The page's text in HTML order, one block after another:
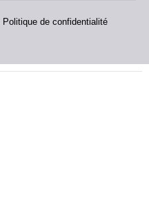
Politique de confidentialité